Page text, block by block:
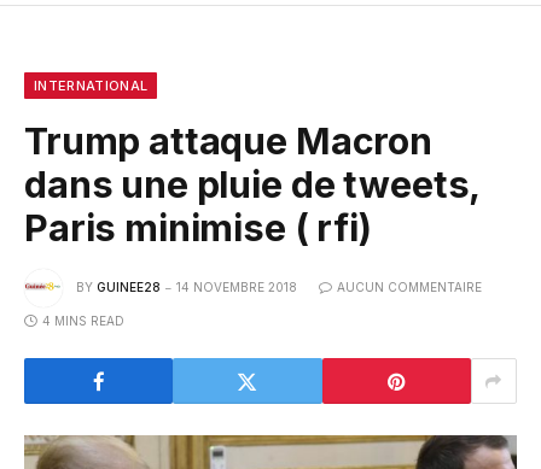
INTERNATIONAL
Trump attaque Macron
dans une pluie de tweets,
Paris minimise ( rfi)
BY GUINEE28 14 NOVEMBRE 2018 AUCUN COMMENTAIRE
4 MINS READ